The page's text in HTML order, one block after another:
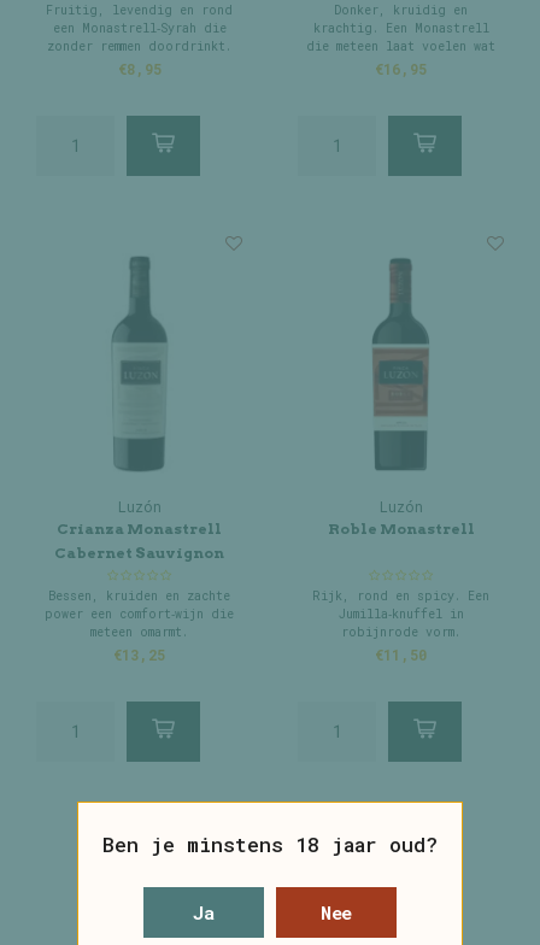
Fruitig, levendig en rond
een Monastrell‑Syrah die
zonder remmen doordrinkt.
€8,95
Donker, kruidig en
krachtig. Een Monastrell
die meteen laat voelen wat
hij kan.
€16,95
Luzón
Crianza Monastrell
Cabernet Sauvignon
Bessen, kruiden en zachte
power een comfort‑wijn die
meteen omarmt.
€13,25
Luzón
Roble Monastrell
Rijk, rond en spicy. Een
Jumilla‑knuffel in
robijnrode vorm.
€11,50
Ben je minstens 18 jaar oud?
Ja Nee